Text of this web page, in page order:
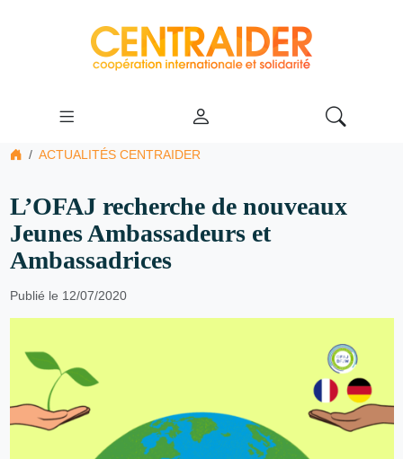
ACTUALITÉS CENTRAIDER
L’OFAJ recherche de nouveaux
Jeunes Ambassadeurs et
Ambassadrices
Publié le 12/07/2020